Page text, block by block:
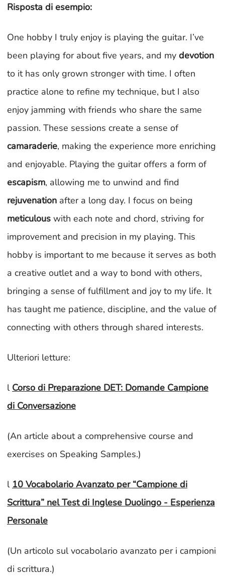
Risposta di esempio:
One hobby I truly enjoy is playing the guitar. I’ve
been playing for about five years, and my devotion
to it has only grown stronger with time. I often
practice alone to refine my technique, but I also
enjoy jamming with friends who share the same
passion. These sessions create a sense of
camaraderie, making the experience more enriching
and enjoyable. Playing the guitar offers a form of
escapism, allowing me to unwind and find
rejuvenation after a long day. I focus on being
meticulous with each note and chord, striving for
improvement and precision in my playing. This
hobby is important to me because it serves as both
a creative outlet and a way to bond with others,
bringing a sense of fulfillment and joy to my life. It
has taught me patience, discipline, and the value of
connecting with others through shared interests.
Ulteriori letture:
l Corso di Preparazione DET: Domande Campione
di Conversazione
(An article about a comprehensive course and
exercises on Speaking Samples.)
l 10 Vocabolario Avanzato per “Campione di
Scrittura” nel Test di Inglese Duolingo - Esperienza
Personale
(Un articolo sul vocabolario avanzato per i campioni
di scrittura.)